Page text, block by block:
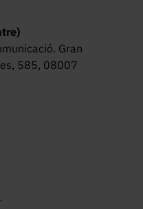
Gran
585, 08007